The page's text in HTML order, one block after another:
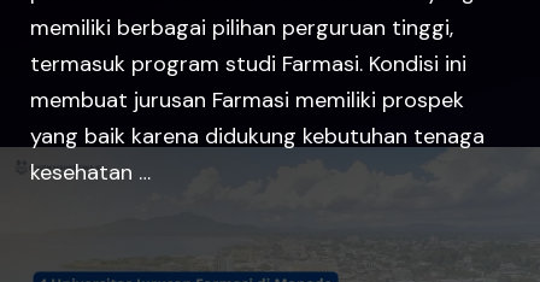
memiliki berbagai pilihan perguruan tinggi,
termasuk program studi Farmasi. Kondisi ini
membuat jurusan Farmasi memiliki prospek
yang baik karena didukung kebutuhan tenaga
kesehatan …